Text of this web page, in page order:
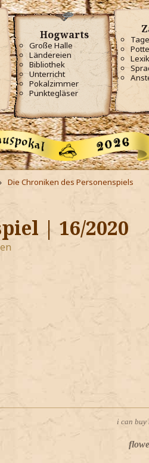
Hogwarts
Große Halle
Ländereien
Bibliothek
Unterricht
Pokalzimmer
Punktegläser
Die Chroniken des Personenspiels
| 16/2020
i can buy